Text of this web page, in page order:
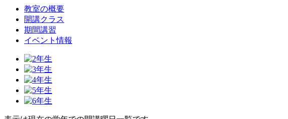
教室の概要
開講クラス
期間講習
イベント情報